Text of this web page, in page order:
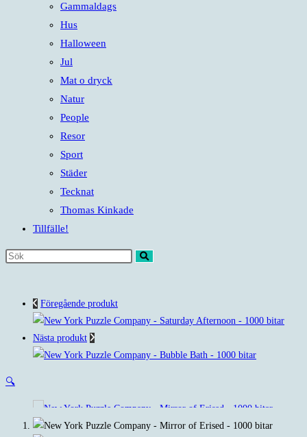
Gammaldags
Hus
Halloween
Jul
Mat o dryck
Natur
People
Resor
Sport
Städer
Tecknat
Thomas Kinkade
Tillfälle!
Sök
webbplatsFöregående produkt
Nästa produkt
🔍